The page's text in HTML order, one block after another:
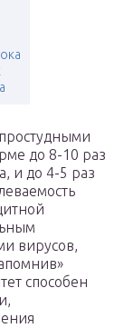
до 8-10 раз
и до 4-5 раз
вирусов,
способен